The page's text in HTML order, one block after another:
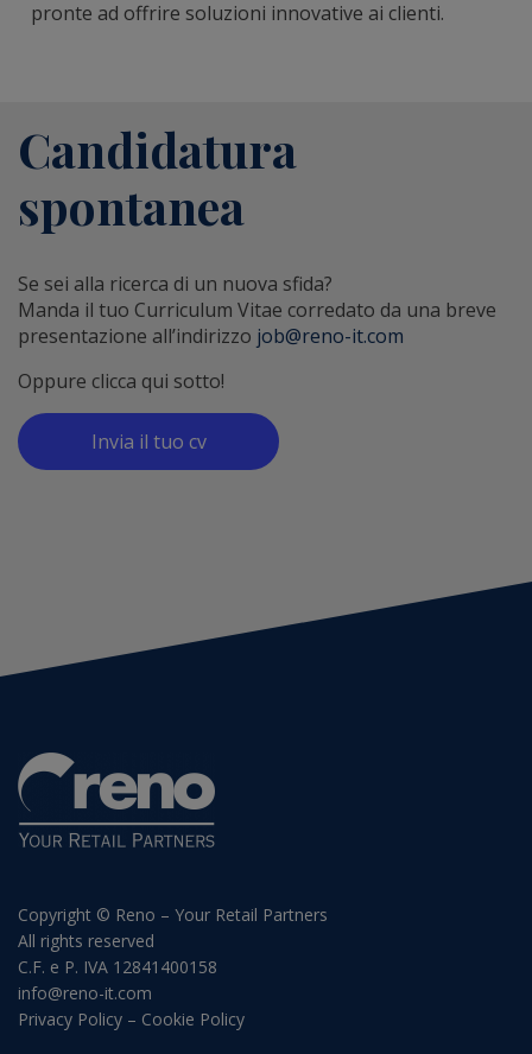
pronte ad offrire soluzioni innovative ai clienti.
Candidatura
spontanea
Se sei alla ricerca di un nuova sfida?
Manda il tuo Curriculum Vitae corredato da una breve
presentazione all’indirizzo job@reno-it.com
Oppure clicca qui sotto!
Invia il tuo cv
Copyright © Reno – Your Retail Partners
All rights reserved
C.F. e P. IVA 12841400158
info@reno-it.com
Privacy Policy – Cookie Policy